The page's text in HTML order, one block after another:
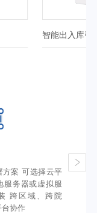
智能出入库引
方案 可选择云平
服务器或虚拟服
跨区域、跨院
台协作
合
严